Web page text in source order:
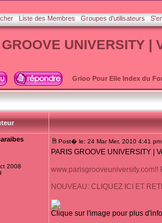
Liste des Membres Groupes d'utilisateurs
GROOVE UNIVERSITY
Grioo Pour Elle Index du
2008
Post� le: 24 Mar Mer, 2010 4:41 pm
PARIS GROOVE UNIVERSITY |
www.parisgrooveuniversity.com!!
NOUVEAU: CLIQUEZ ICI ET
Clique sur l'image pour plus